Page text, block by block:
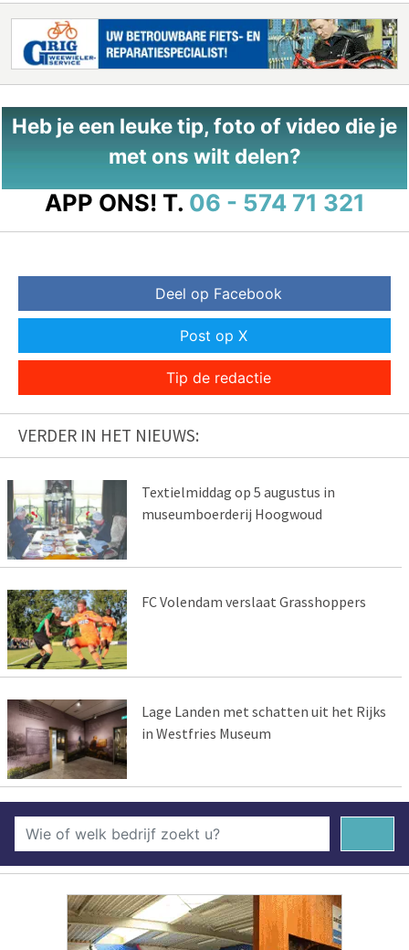
Heb je een leuke tip, foto of video die je
met ons wilt delen?
APP ONS! T. 06 - 574 71 321
Deel op Facebook
Post op X
Tip de redactie
VERDER IN HET NIEUWS:
Textielmiddag op 5 augustus in
museumboerderij Hoogwoud
FC Volendam verslaat Grasshoppers
Lage Landen met schatten uit het Rijks
in Westfries Museum